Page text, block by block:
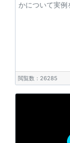
かについて実例
閲覧数：26285